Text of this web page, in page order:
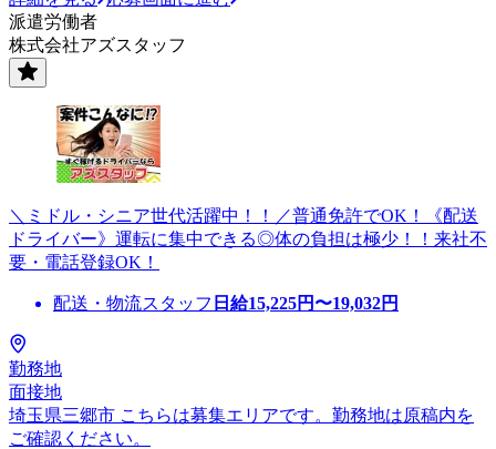
派遣労働者
株式会社アズスタッフ
＼ミドル・シニア世代活躍中！！／普通免許でOK！《配送
ドライバー》運転に集中できる◎体の負担は極少！！来社不
要・電話登録OK！
配送・物流スタッフ 日給15,225円〜19,032円
勤務地
面接地
埼玉県三郷市 こちらは募集エリアです。勤務地は原稿内を
ご確認ください。